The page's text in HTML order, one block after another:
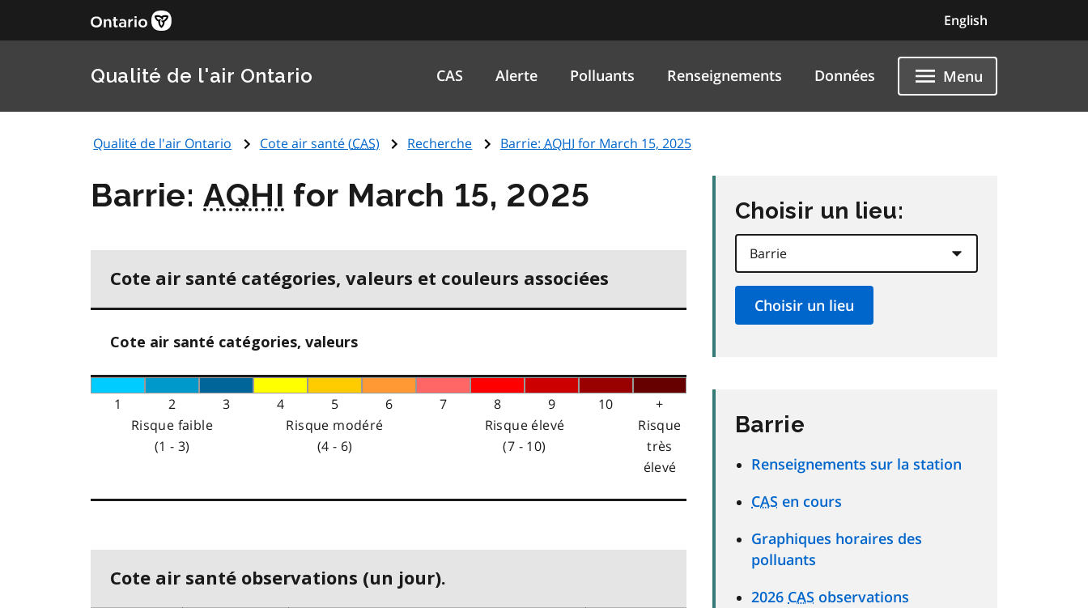
English
Qualité de l'air Ontario CAS Alerte Polluants Renseignements Données Menu
Qualité de l'air Ontario Cote air santé (CAS) Recherche Barrie: AQHI for March 15, 2025
Barrie:AQHI for March 15, 2025
Cote air santé catégories, valeurs et couleurs associées
Cote air santé catégories, valeurs
1 2 3 4 5 6 7 8 9 10
+
Risque faible
(1 - 3)
Risque modéré
(4 - 6)
Risque élevé
(7 - 10)
Risque
très
élevé
Cote air santé observations (un jour).
Choisir un lieu:
Barrie
Renseignements sur la station
CAS en cours
Graphiques horaires des
polluants
2026 CAS observations